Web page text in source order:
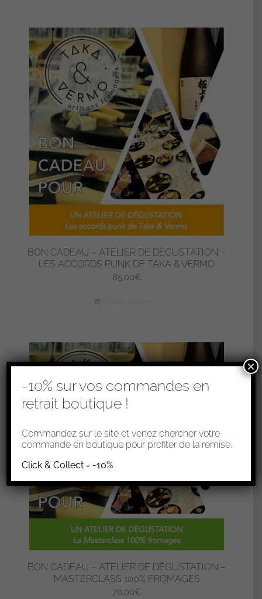
BON CADEAU – ATELIER DE DÉGUSTATION –
LES ACCORDS PUNK DE TAKA & VERMO
85,00€
BON CADEAU – ATELIER DE DÉGUSTATION –
MASTERCLASS 100% FROMAGES
70,00€
-10% sur vos commandes en
retrait boutique !
Commandez sur le site et venez chercher votre
commande en boutique pour profiter de la remise.
Click & Collect = -10%
×